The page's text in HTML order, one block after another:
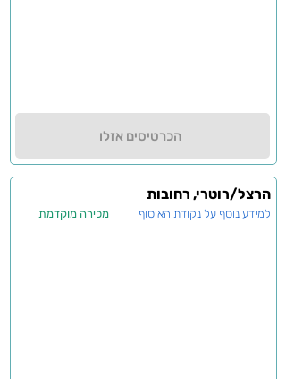
הכרטיסים אזלו
הרצל/רוטרי, רחובות
מכירה מוקדמת למידע נוסף על נקודת האיסוף